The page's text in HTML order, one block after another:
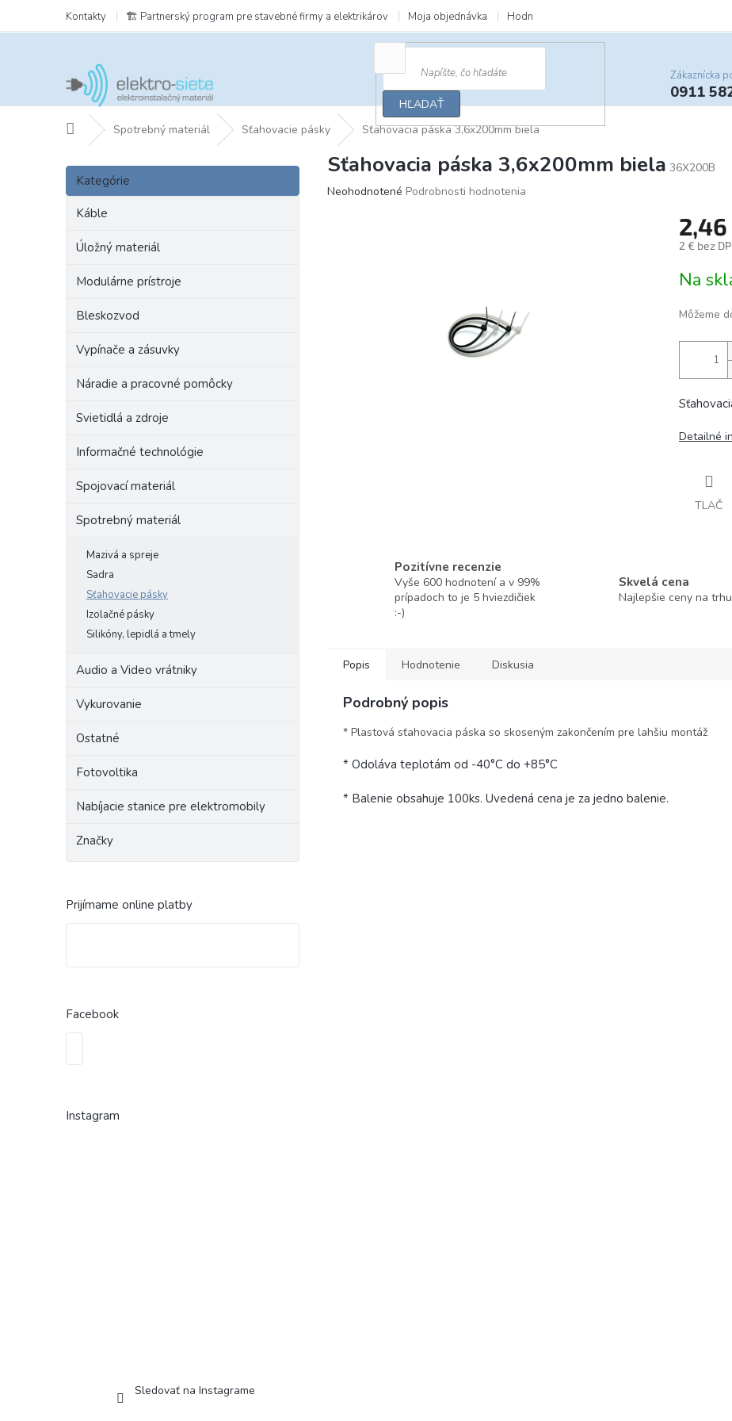
obsah
Kontakty 🏗️ Partnerský program pre stavebné firmy a elektrikárov Moja objednávka Hodnotenie obchodu
HĽADAŤ
Zákaznícka
0911
DomovSpotrebný materiál Sťahovacie pásky Sťahovacia páska 3,6x200mm biela
B
č
Preskočiť
kategórie
Kategórie
Káble
Úložný materiál
Modulárne prístroje
Bleskozvod
Vypínače a zásuvky
Náradie a pracovné pomôcky
Svietidlá a zdroje
Informačné technológie
Spojovací materiál
Spotrebný materiál
Mazivá a spreje
Sadra
Sťahovacie pásky
Izolačné pásky
Silikóny, lepidlá a tmely
Audio a Video vrátniky
Vykurovanie
Ostatné
Fotovoltika
Nabíjacie stanice pre elektromobily
Značky
Prijímame online platby
Facebook
Instagram
Sledovať na Instagrame
Sťahovacia páska 3,6x200mm biela 36X200B
Priemerné
Neohodnotené Podrobnosti hodnotenia
2,46
2 € bez
cena:
Na
Môžeme
Detailné
TLAČ
Pozitívne recenzie
Vyše 600 hodnotení a v 99%
prípadoch to je 5 hviezdičiek
:-)
Skvelá cena
Najlepšie ceny na trhu
Popis Hodnotenie Diskusia
Podrobný popis
* Plastová sťahovacia páska so skoseným zakončením pre lahšiu montáž
* Odoláva teplotám od -40°C do +85°C
* Balenie obsahuje 100ks. Uvedená cena je za jedno balenie.